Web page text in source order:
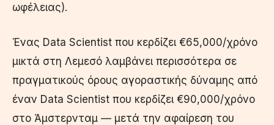
ωφέλειας).
Ένας Data Scientist που κερδίζει €65,000/χρόνο
μικτά στη Λεμεσό λαμβάνει περισσότερα σε
πραγματικούς όρους αγοραστικής δύναμης από
έναν Data Scientist που κερδίζει €90,000/χρόνο
στο Άμστερνταμ — μετά την αφαίρεση του